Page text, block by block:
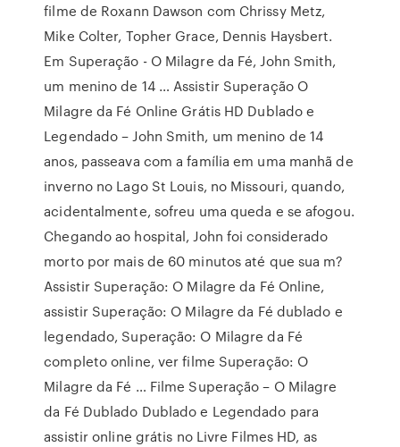
filme de Roxann Dawson com Chrissy Metz,
Mike Colter, Topher Grace, Dennis Haysbert.
Em Superação - O Milagre da Fé, John Smith,
um menino de 14 … Assistir Superação O
Milagre da Fé Online Grátis HD Dublado e
Legendado – John Smith, um menino de 14
anos, passeava com a família em uma manhã de
inverno no Lago St Louis, no Missouri, quando,
acidentalmente, sofreu uma queda e se afogou.
Chegando ao hospital, John foi considerado
morto por mais de 60 minutos até que sua m?
Assistir Superação: O Milagre da Fé Online,
assistir Superação: O Milagre da Fé dublado e
legendado, Superação: O Milagre da Fé
completo online, ver filme Superação: O
Milagre da Fé … Filme Superação – O Milagre
da Fé Dublado Dublado e Legendado para
assistir online grátis no Livre Filmes HD, as